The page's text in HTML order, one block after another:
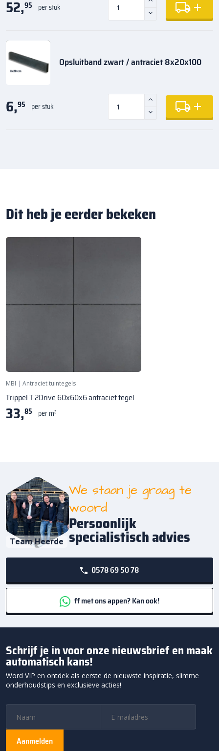
52,95 per stuk
Opsluitband zwart / antraciet 8x20x100
6,95 per stuk
Dit heb je eerder bekeken
MBI | Antraciet tuintegels
Trippel T 2Drive 60x60x6 antraciet tegel
33,85 per m²
Team Heerde
We staan je graag te
woord
Persoonlijk
specialistisch advies
0578 69 50 78
ff met ons appen? Kan ook!
Schrijf je in voor onze nieuwsbrief en maak
automatisch kans!
Word VIP en ontdek als eerste de nieuwste inspiratie, slimme
onderhoudstips en exclusieve acties!